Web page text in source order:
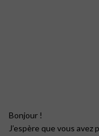
Bonjour !
J’espère que vous